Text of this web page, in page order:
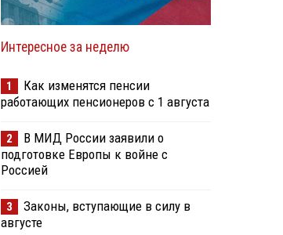
Интересное за неделю
1
Как изменятся пенсии
работающих пенсионеров с 1 августа
2
В МИД России заявили о
подготовке Европы к войне с
Россией
3
Законы, вступающие в силу в
августе